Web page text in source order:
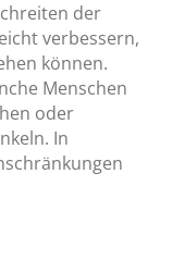
der
verbessern,
können.
Menschen
oder
In